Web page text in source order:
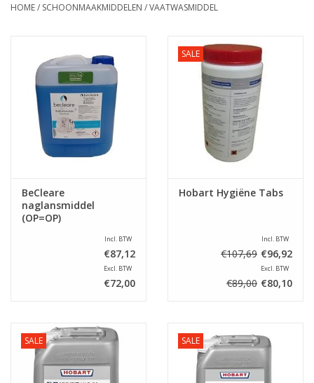
Hygiëne & opslag
Grondstoffen & Presentatie
Acties
HOME/ SCHOONMAAKMIDDELEN /VAATWASMIDDEL
BeCleare
naglansmiddel
(OP=OP)
Incl. BTW
€87,12
Excl. BTW
€72,00
SALE
Hobart Hygiëne Tabs
Incl. BTW
€107,69 €96,92
Excl. BTW
€89,00 €80,10
SALE SALE